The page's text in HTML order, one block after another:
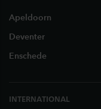
Apeldoorn
Deventer
Enschede
INTERNATIONAL